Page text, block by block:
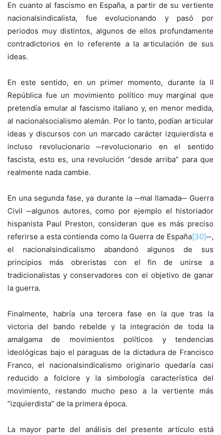
En cuanto al fascismo en España, a partir de su vertiente
nacionalsindicalista, fue evolucionando y pasó por
periodos muy distintos, algunos de ellos profundamente
contradictorios en lo referente a la articulación de sus
ideas.
En este sentido, en un primer momento, durante la II
República fue un movimiento político muy marginal que
pretendía emular al fascismo italiano y, en menor medida,
al nacionalsocialismo alemán. Por lo tanto, podían articular
ideas y discursos con un marcado carácter izquierdista e
incluso revolucionario ─revolucionario en el sentido
fascista, esto es, una revolución “desde arriba” para que
realmente nada cambie.
En una segunda fase, ya durante la ─mal llamada─ Guerra
Civil ­─algunos autores, como por ejemplo el historiador
hispanista Paul Preston, consideran que es más preciso
referirse a esta contienda como la Guerra de España[30]─,
el nacionalsindicalismo abandonó algunos de sus
principios más obreristas con el fin de unirse a
tradicionalistas y conservadores con el objetivo de ganar
la guerra.
Finalmente, habría una tercera fase en la que tras la
victoria del bando rebelde y la integración de toda la
amalgama de movimientos políticos y tendencias
ideológicas bajo el paraguas de la dictadura de Francisco
Franco, el nacionalsindicalismo originario quedaría casi
reducido a folclore y la simbología característica del
movimiento, restando mucho peso a la vertiente más
“izquierdista” de la primera época.
La mayor parte del análisis del presente artículo está